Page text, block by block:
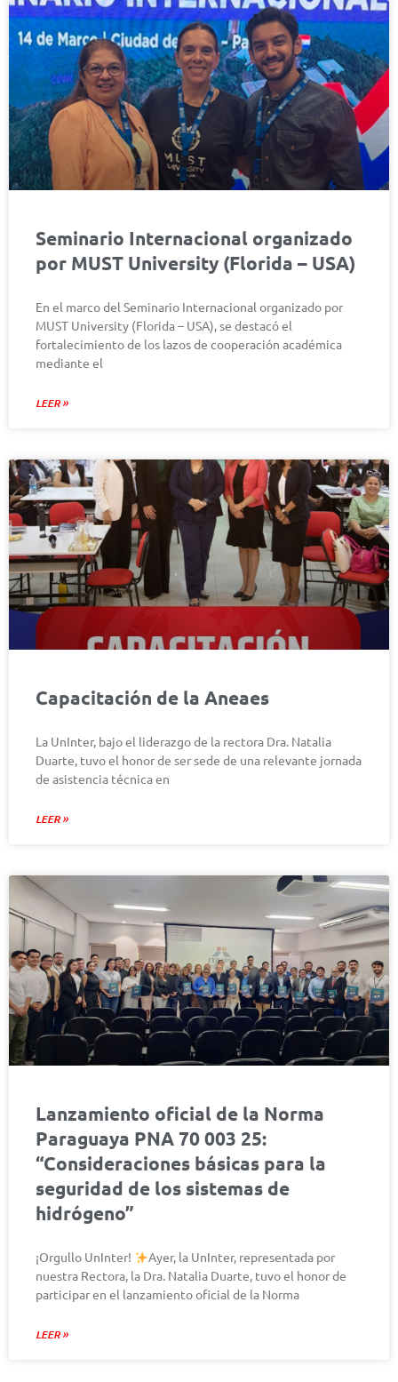
Seminario Internacional organizado
por MUST University (Florida – USA)
En el marco del Seminario Internacional organizado por
MUST University (Florida – USA), se destacó el
fortalecimiento de los lazos de cooperación académica
mediante el
LEER »
Capacitación de la Aneaes
La UnInter, bajo el liderazgo de la rectora Dra. Natalia
Duarte, tuvo el honor de ser sede de una relevante jornada
de asistencia técnica en
LEER »
Lanzamiento oficial de la Norma
Paraguaya PNA 70 003 25:
“Consideraciones básicas para la
seguridad de los sistemas de
hidrógeno”
¡Orgullo UnInter!
Ayer, la UnInter, representada por
nuestra Rectora, la Dra. Natalia Duarte, tuvo el honor de
participar en el lanzamiento oficial de la Norma
LEER »